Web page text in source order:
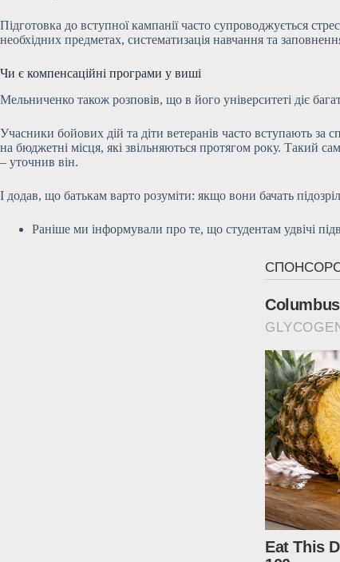
Підготовка до вступної кампанії часто супроводжується
необхідних предметах, систематизація навчання та
Чи є компенсаційні програми у виші
Мельниченко також розповів, що в його університеті діє
Учасники бойових дій та діти ветеранів часто вступають
на бюджетні місця, які звільняються протягом року. Такий
– уточнив він.
І додав, що батькам варто розуміти: якщо вони бачать
Раніше ми інформували про те, що студентам удвічі